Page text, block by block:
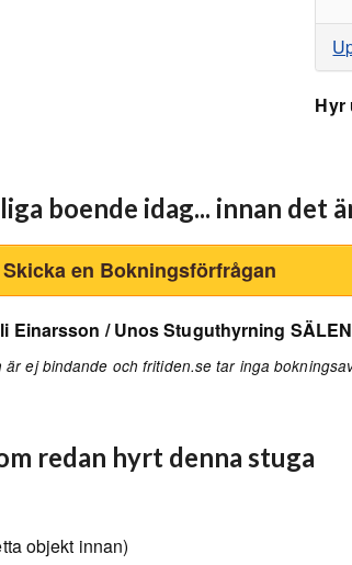
Hyr
boende idag... innan det
Skicka en Bokningsförfrågan
Einarsson / Unos Stuguthyrning SÄLEN
är ej bindande och fritiden.se tar inga
redan hyrt denna stuga
objekt innan)